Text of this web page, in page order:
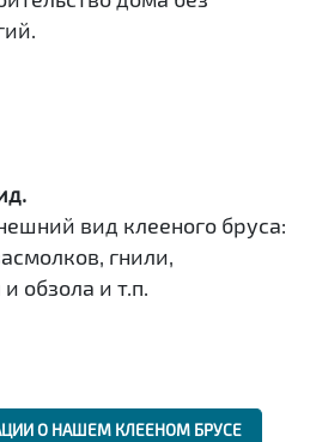
вид клееного бруса:
гнили,
обзола и т.п.
О НАШЕМ КЛЕЕНОМ БРУСЕ